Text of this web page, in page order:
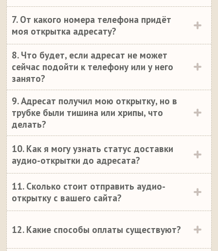
7. От какого номера телефона придёт
моя открытка адресату?
8. Что будет, если адресат не может
сейчас подойти к телефону или у него
занято?
9. Адресат получил мою открытку, но в
трубке были тишина или хрипы, что
делать?
10. Как я могу узнать статус доставки
аудио-открытки до адресата?
11. Сколько стоит отправить аудио-
открытку с вашего сайта?
12. Какие способы оплаты существуют?